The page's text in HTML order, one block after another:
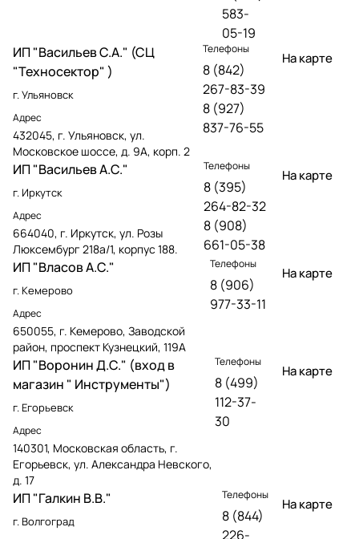
583-
05-19
ИП "Васильев С.А." (СЦ
"Техносектор" )
г. Ульяновск
Адрес
432045, г. Ульяновск, ул.
Московское шоссе, д. 9А, корп. 2
Телефоны
8 (842)
267-83-39
8 (927)
837-76-55
На карте
ИП "Васильев А.С."
г. Иркутск
Адрес
664040, г. Иркутск, ул. Розы
Люксембург 218а/1, корпус 188.
Телефоны
8 (395)
264-82-32
8 (908)
661-05-38
На карте
ИП "Власов А.С."
г. Кемерово
Адрес
650055, г. Кемерово, Заводской
район, проспект Кузнецкий, 119А
Телефоны
8 (906)
977-33-11
На карте
ИП "Воронин Д.С." (вход в
магазин " Инструменты")
г. Егорьевск
Адрес
140301, Московская область, г.
Егорьевск, ул. Александра Невского,
д. 17
Телефоны
8 (499)
112-37-
30
На карте
ИП "Галкин В.В."
г. Волгоград
Телефоны
8 (844)
226-
На карте